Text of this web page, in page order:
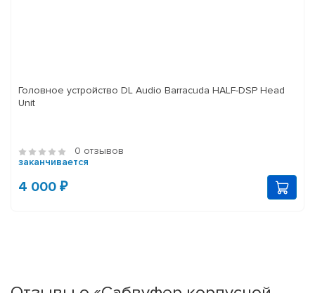
Головное устройство DL Audio Barracuda HALF-DSP Head
Unit
0 отзывов
заканчивается
4 000 ₽